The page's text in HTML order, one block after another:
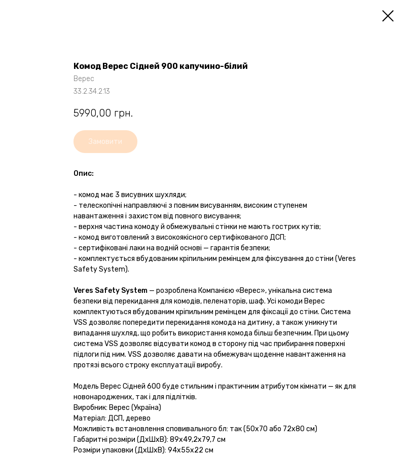
Комод Верес Сідней 900 капучино-білий
Верес
33.2.34.2.13
5990,00 грн.
Замовити
Опис:
- комод має 3 висувних шухляди;
- телескопічні направляючі з повним висуванням, високим ступенем
навантаження і захистом від повного висування;
- верхня частина комоду й обмежувальні стінки не мають гострих кутів;
- комод виготовлений з високоякісного сертифікованого ДСП;
- сертифіковані лаки на водній основі — гарантія безпеки;
- комплектується вбудованим кріпильним ремінцем для фіксування до стіни (Veres
Safety System).
Veres Safety System — розроблена Компанією «Верес», унікальна система
безпеки від перекидання для комодів, пеленаторів, шаф. Усі комоди Верес
комплектуються вбудованим кріпильним ремінцем для фіксації до стіни. Система
VSS дозволяє попередити перекидання комода на дитину, а також уникнути
випадання шухляд, що робить використання комода більш безпечним. При цьому
система VSS дозволяє відсувати комод в сторону під час прибирання поверхні
підлоги під ним. VSS дозволяє давати на обмежувач щоденне навантаження на
протязі всього строку експлуатації виробу.
Модель Верес Сідней 600 буде стильним і практичним атрибутом кімнати — як для
новонароджених, так і для підлітків.
Виробник: Верес (Україна)
Матеріал: ДСП, дерево
Можливість встановлення сповивального бл: так (50х70 або 72х80 см)
Габаритні розміри (ДхШхВ): 89х49,2х79,7 см
Розміри упаковки (ДхШхВ): 94х55х22 см